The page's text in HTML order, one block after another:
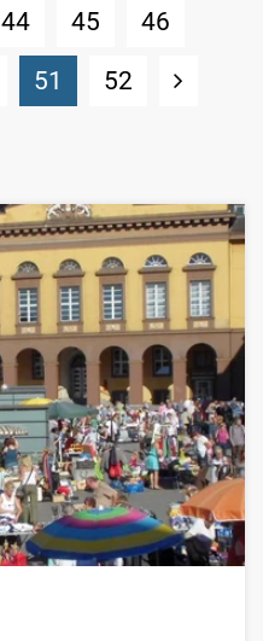
44 45
46
51 (Standort)
52